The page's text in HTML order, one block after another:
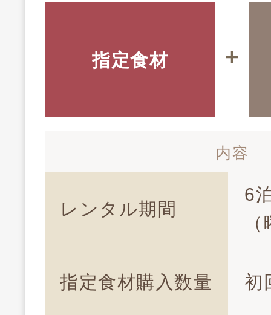
指定食材
内容
レンタル期間
6
指定食材購入数量 初